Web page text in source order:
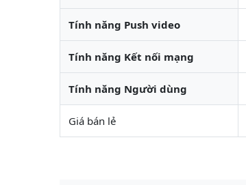
Tính năng Push video
Tính năng Kết nối mạng
Tính năng Người dùng
Giá bán lẻ